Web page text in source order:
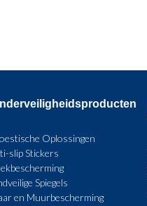
Oplossingen
slip Stickers
Spiegels
en Muurbescherming